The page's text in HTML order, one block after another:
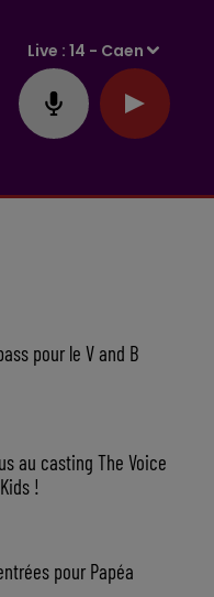
Live :14 - Caen
pour le V and B
au casting The Voice
!
pour Papéa